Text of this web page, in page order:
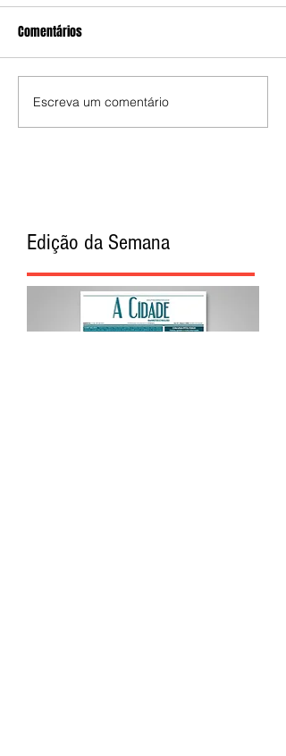
Comentários
Escreva um comentário
Edição da Semana